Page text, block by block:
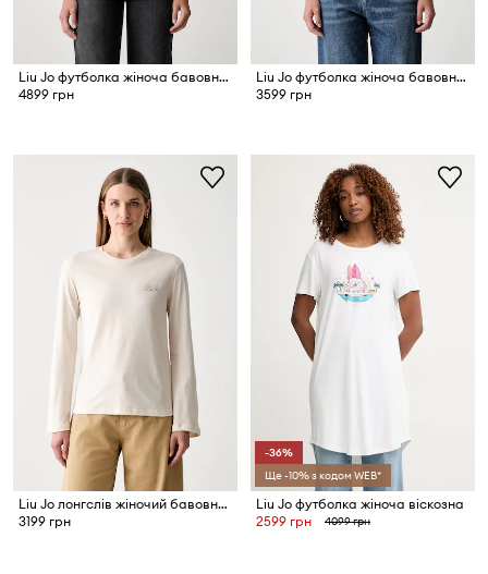
Liu Jo футболка жіноча бавовняна
4899 грн
Liu Jo футболка жіноча бавовняна
3599 грн
Liu Jo лонгслів жіночий бавовняний
3199 грн
-36%
Ще -10% з кодом WEB*
Liu Jo футболка жіноча віскозна
2599 грн
4099 грн